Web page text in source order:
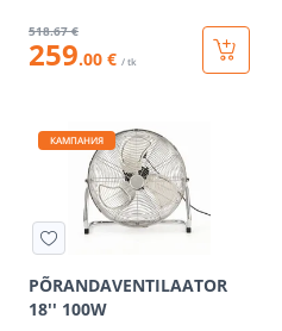
518.67 €
259.00 € / tk
КАМПАНИЯ
PÕRANDAVENTILAATOR
18'' 100W